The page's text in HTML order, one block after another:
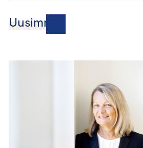
Uusimmat